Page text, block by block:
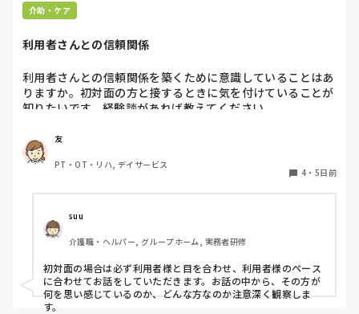
介助・ケア
利用者さんとの信頼関係
利用者さんとの信頼関係を築くために意識していることはあ
りますか。初対面の方と接するときに気を付けていることが
知りたいです。経験談があれば教えてください。
友
PT・OT・リハ, デイサービス
4 ・ 5日前
suu
介護職・ヘルパー, グループホーム, 実務者研修
初対面の場合は必ず利用者様と目を合わせ、利用者様のペース
に合わせてお話をしていただきます。お話の中から、その方が
何を思い感じているのか、どんな方なのか注意深く観察しま
す。